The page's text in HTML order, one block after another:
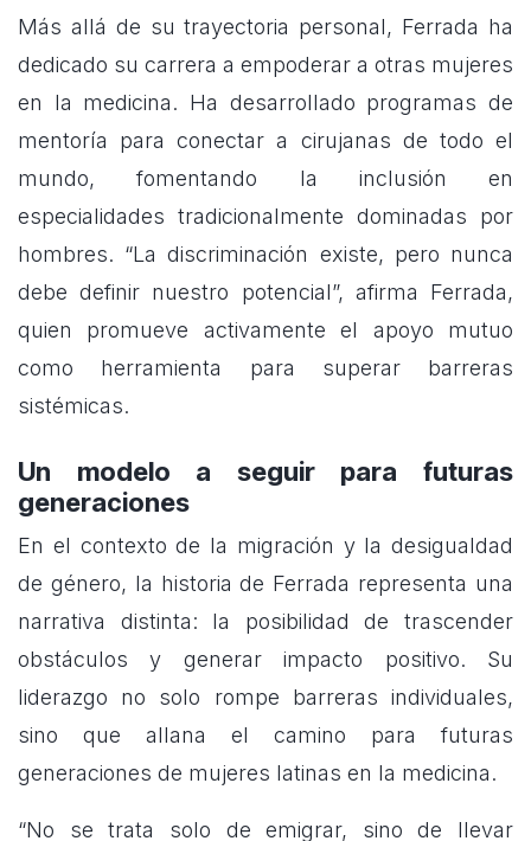
Más allá de su trayectoria personal, Ferrada ha
dedicado su carrera a empoderar a otras mujeres
en la medicina. Ha desarrollado programas de
mentoría para conectar a cirujanas de todo el
mundo, fomentando la inclusión en
especialidades tradicionalmente dominadas por
hombres. “La discriminación existe, pero nunca
debe definir nuestro potencial”, afirma Ferrada,
quien promueve activamente el apoyo mutuo
como herramienta para superar barreras
sistémicas.
Un modelo a seguir para futuras
generaciones
En el contexto de la migración y la desigualdad
de género, la historia de Ferrada representa una
narrativa distinta: la posibilidad de trascender
obstáculos y generar impacto positivo. Su
liderazgo no solo rompe barreras individuales,
sino que allana el camino para futuras
generaciones de mujeres latinas en la medicina.
“No se trata solo de emigrar, sino de llevar